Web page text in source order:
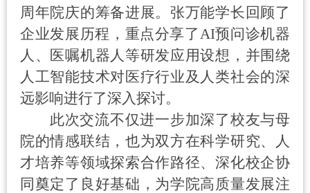
周年院庆的筹备进展。张万能学长回顾了
企业发展历程，重点分享了 AI预问诊机器
人、医嘱机器人等研发应用设想，并围绕
人工智能技术对医疗行业及人类社会的深
远影响进行了深入探讨。
此次交流不仅进一步加深了校友与母
院的情感联结，也为双方在科学研究、人
才培养等领域探索合作路径、深化校企协
同奠定了良好基础，为学院高质量发展注